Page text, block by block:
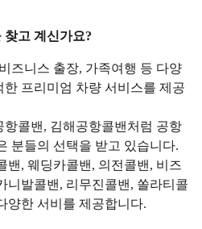
찾고 계신가요?
즈니스 출장, 가족여행 등 다양
프리미엄 차량 서비스를 제공
콜밴, 김해공항콜밴처럼 공항
분들의 선택을 받고 있습니다.
밴, 웨딩카콜밴, 의전콜밴, 비즈
니발콜밴, 리무진콜밴, 쏠라티콜
양한 서비를 제공합니다.